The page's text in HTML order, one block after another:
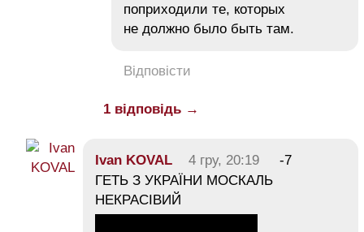
поприходили те, которых
не должно было быть там.
Відповісти
1 відповідь →
Ivan KOVAL 4 гру, 20:19
-7
ГЕТЬ З УКРАЇНИ МОСКАЛЬ
НЕКРАСІВИЙ